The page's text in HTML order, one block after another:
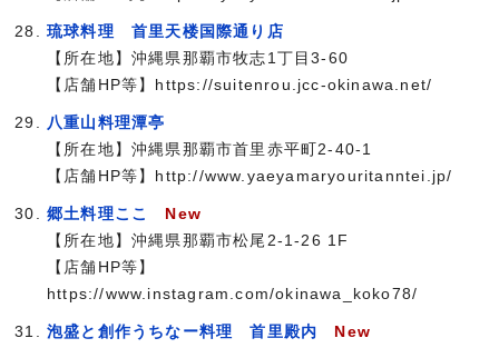
琉球料理 首里天楼国際通り店
【所在地】沖縄県那覇市牧志1丁目3-60
【店舗HP等】https://suitenrou.jcc-okinawa.net/
八重山料理潭亭
【所在地】沖縄県那覇市首里赤平町2-40-1
【店舗HP等】http://www.yaeyamaryouritanntei.jp/
郷土料理ここ
New
【所在地】沖縄県那覇市松尾2-1-26 1F
【店舗HP等】
https://www.instagram.com/okinawa_koko78/
泡盛と創作うちなー料理 首里殿内
New